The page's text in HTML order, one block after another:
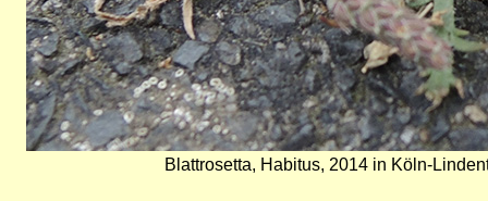
Blattrosetta, Habitus, 2014 in Köln-